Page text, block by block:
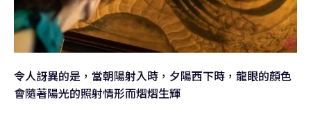
令人訝異的是，當朝陽射入時，夕陽西下時，龍眼的顏色
會隨著陽光的照射情形而熠熠生輝